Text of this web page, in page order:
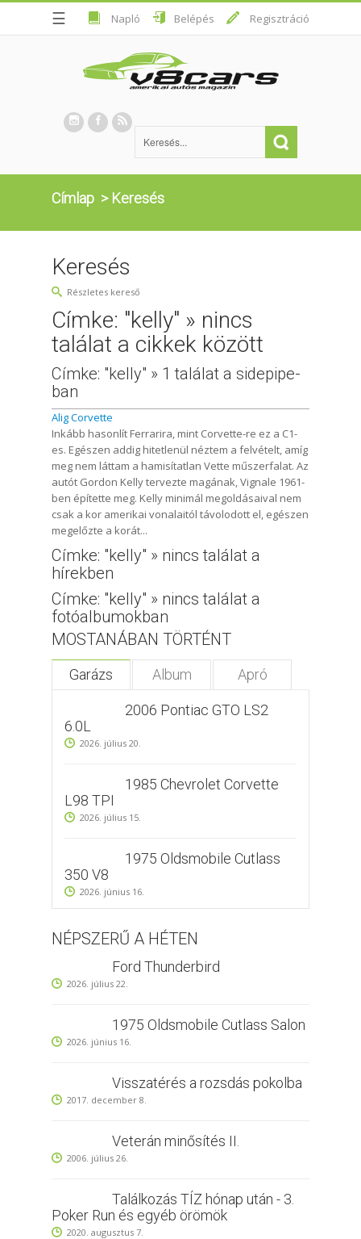
☰ Napló Belépés Regisztráció
Címlap > Keresés
Keresés
Részletes kereső
Címke: "kelly" » nincs
találat a cikkek között
Címke: "kelly" » 1 találat a sidepipe-
ban
Alig Corvette
Inkább hasonlít Ferrarira, mint Corvette-re ez a C1-
es. Egészen addig hitetlenül néztem a felvételt, amíg
meg nem láttam a hamisítatlan Vette műszerfalat. Az
autót Gordon Kelly tervezte magának, Vignale 1961-
ben építette meg. Kelly minimál megoldásaival nem
csak a kor amerikai vonalaitól távolodott el, egészen
megelőzte a korát...
Címke: "kelly" » nincs találat a
hírekben
Címke: "kelly" » nincs találat a
fotóalbumokban
MOSTANÁBAN TÖRTÉNT
Garázs Album Apró
2006 Pontiac GTO LS2
6.0L
2026. július 20.
1985 Chevrolet Corvette
L98 TPI
2026. július 15.
1975 Oldsmobile Cutlass
350 V8
2026. június 16.
NÉPSZERŰ A HÉTEN
Ford Thunderbird
2026. július 22.
1975 Oldsmobile Cutlass Salon
2026. június 16.
Visszatérés a rozsdás pokolba
2017. december 8.
Veterán minősítés II.
2006. július 26.
Találkozás TÍZ hónap után - 3.
Poker Run és egyéb örömök
2020. augusztus 7.